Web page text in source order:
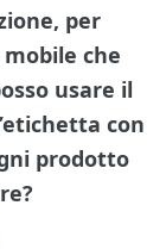
per
che
usare il
con
prodotto